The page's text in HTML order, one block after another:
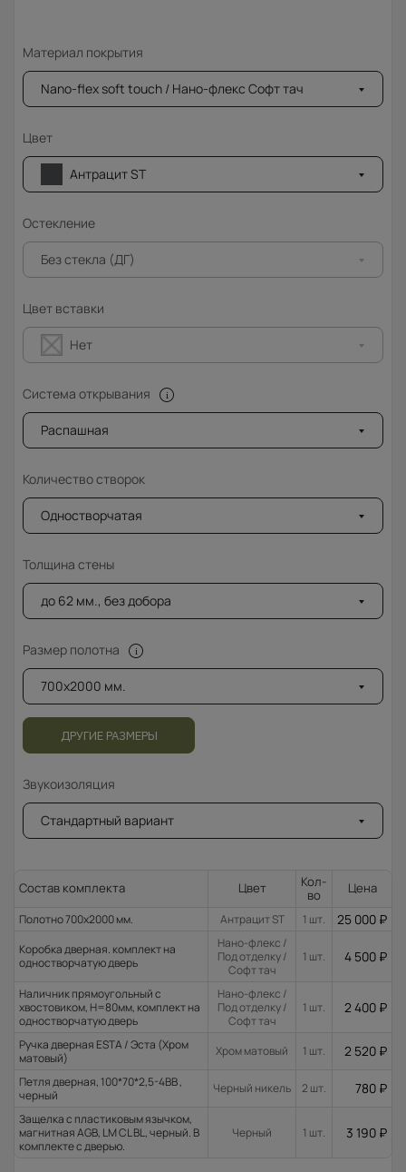
Материал покрытия
Nano-flex soft touch / Нано-флекс Софт тач
Цвет
Антрацит ST
Остекление
Без стекла (ДГ)
Цвет вставки
Нет
Система открывания
Распашная
Количество створок
Одностворчатая
Толщина стены
до 62 мм., без добора
Размер полотна
700x2000 мм.
ДРУГИЕ РАЗМЕРЫ
Звукоизоляция
Стандартный вариант
Состав комплекта Цвет
Кол-
во
Цена
Полотно 700x2000 мм. Антрацит ST 1 шт. 25 000 ₽
Коробка дверная. комплект на
одностворчатую дверь
Нано-флекс /
Под отделку /
Софт тач
1 шт. 4 500 ₽
Наличник прямоугольный с
хвостовиком, H=80мм, комплект на
одностворчатую дверь
Нано-флекс /
Под отделку /
Софт тач
1 шт. 2 400 ₽
Ручка дверная ESTA / Эста (Хром
матовый)
Хром матовый 1 шт. 2 520 ₽
Петля дверная, 100*70*2,5-4ВВ ,
черный
Черный никель 2 шт. 780 ₽
Защелка с пластиковым язычком,
магнитная AGB, LM CL BL, черный. В
комплекте с дверью.
Черный 1 шт. 3 190 ₽